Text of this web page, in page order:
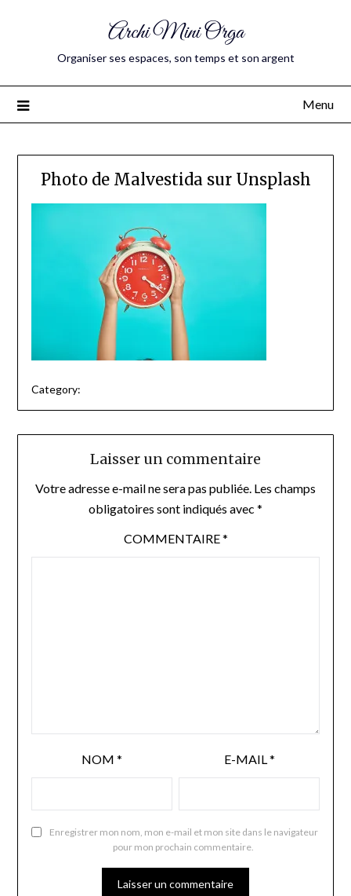
Archi Mini Orga
Organiser ses espaces, son temps et son argent
Menu
Photo de Malvestida sur Unsplash
Category:
Laisser un commentaire
Votre adresse e-mail ne sera pas publiée. Les champs
obligatoires sont indiqués avec *
COMMENTAIRE*
NOM * E-MAIL*
Enregistrer mon nom, mon e-mail et mon site dans le navigateur
pour mon prochain commentaire.